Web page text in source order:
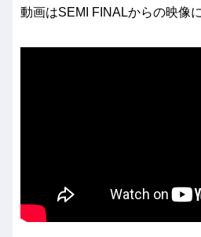
動画はSEMI FINALからの映像